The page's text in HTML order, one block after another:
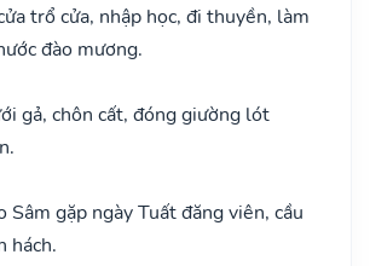
trổ cửa, nhập học, đi thuyền, làm
đào mương.
gả, chôn cất, đóng giường lót
Sâm gặp ngày Tuất đăng viên, cầu
hách.